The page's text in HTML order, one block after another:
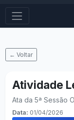
← Voltar
Atividade
Ata da 5ª Sessão
Data: 01/04/2026